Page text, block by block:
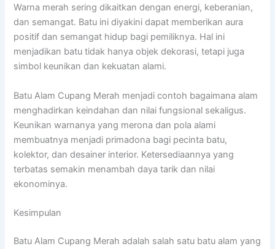
Warna merah sering dikaitkan dengan energi, keberanian,
dan semangat. Batu ini diyakini dapat memberikan aura
positif dan semangat hidup bagi pemiliknya. Hal ini
menjadikan batu tidak hanya objek dekorasi, tetapi juga
simbol keunikan dan kekuatan alami.
Batu Alam Cupang Merah menjadi contoh bagaimana alam
menghadirkan keindahan dan nilai fungsional sekaligus.
Keunikan warnanya yang merona dan pola alami
membuatnya menjadi primadona bagi pecinta batu,
kolektor, dan desainer interior. Ketersediaannya yang
terbatas semakin menambah daya tarik dan nilai
ekonominya.
Kesimpulan
Batu Alam Cupang Merah adalah salah satu batu alam yang